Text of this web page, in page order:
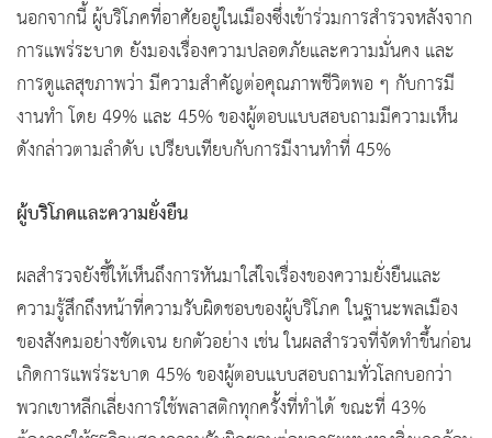
นอกจากนี้ ผู้บริโภคที่อาศัยอยู่ในเมืองซึ่งเข้าร่วมการสำรวจหลังจาก
การแพร่ระบาด ยังมองเรื่องความปลอดภัยและความมั่นคง และ
การดูแลสุขภาพว่า มีความสำคัญต่อคุณภาพชีวิตพอ ๆ กับการมี
งานทำ โดย 49% และ 45% ของผู้ตอบแบบสอบถามมีความเห็น
ดังกล่าวตามลำดับ เปรียบเทียบกับการมีงานทำที่ 45%
ผู้บริโภคและความยั่งยืน
ผลสำรวจยังชี้ให้เห็นถึงการหันมาใส่ใจเรื่องของความยั่งยืนและ
ความรู้สึกถึงหน้าที่ความรับผิดชอบของผู้บริโภค ในฐานะพลเมือง
ของสังคมอย่างชัดเจน ยกตัวอย่าง เช่น ในผลสำรวจที่จัดทำขึ้นก่อน
เกิดการแพร่ระบาด 45% ของผู้ตอบแบบสอบถามทั่วโลกบอกว่า
พวกเขาหลีกเลี่ยงการใช้พลาสติกทุกครั้งที่ทำได้ ขณะที่ 43%